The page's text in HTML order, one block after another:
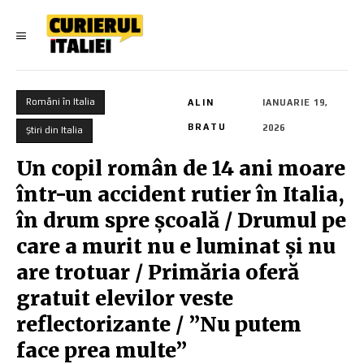
Români în Italia
Știri din Italia
ALIN
BRATU
IANUARIE 19,
2026
Un copil român de 14 ani moare
într-un accident rutier în Italia,
în drum spre școală / Drumul pe
care a murit nu e luminat și nu
are trotuar / Primăria oferă
gratuit elevilor veste
reflectorizante / ”Nu putem
face prea multe”